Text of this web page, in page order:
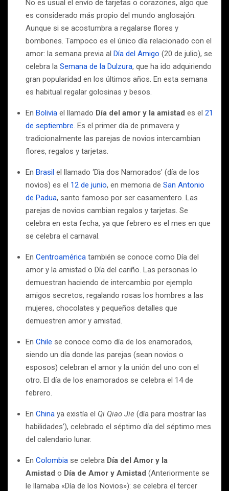
No es usual el envío de tarjetas o corazones, algo que
es considerado más propio del mundo anglosajón.
Aunque si se acostumbra a regalarse flores y
bombones. Tampoco es el único día relacionado con el
amor: la semana previa al Día del Amigo (20 de julio), se
celebra la Semana de la Dulzura, que ha ido adquiriendo
gran popularidad en los últimos años. En esta semana
es habitual regalar golosinas y besos.
En Bolivia el llamado Día del amor y la amistad es el 21
de septiembre. Es el primer día de primavera y
tradicionalmente las parejas de novios intercambian
flores, regalos y tarjetas.
En Brasil el llamado ‘Dìa dos Namorados’ (día de los
novios) es el 12 de junio, en memoria de San Antonio
de Padua, santo famoso por ser casamentero. Las
parejas de novios cambian regalos y tarjetas. Se
celebra en esta fecha, ya que febrero es el mes en que
se celebra el carnaval.
En Centroamérica también se conoce como Día del
amor y la amistad o Día del cariño. Las personas lo
demuestran haciendo de intercambio por ejemplo
amigos secretos, regalando rosas los hombres a las
mujeres, chocolates y pequeños detalles que
demuestren amor y amistad.
En Chile se conoce como día de los enamorados,
siendo un día donde las parejas (sean novios o
esposos) celebran el amor y la unión del uno con el
otro. El día de los enamorados se celebra el 14 de
febrero.
En China ya existía el Qi Qiao Jie (día para mostrar las
habilidades’), celebrado el séptimo día del séptimo mes
del calendario lunar.
En Colombia se celebra Día del Amor y la
Amistad o Día de Amor y Amistad (Anteriormente se
le llamaba «Día de los Novios»): se celebra el tercer